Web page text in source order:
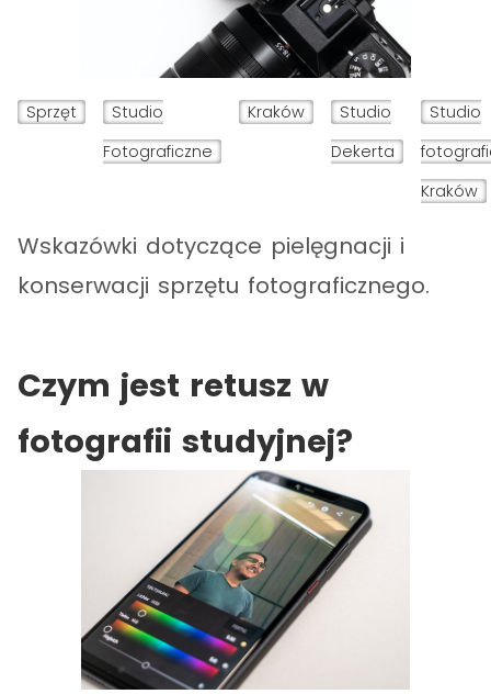
Sprzęt
Studio
Fotograficzne
Kraków
Studio
Dekerta
Studio
Kraków
Wskazówki dotyczące pielęgnacji i
konserwacji sprzętu fotograficznego.
Czym jest retusz w
fotografii studyjnej?